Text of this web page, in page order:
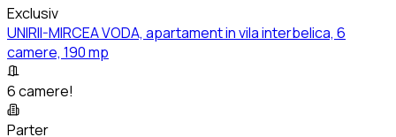
Exclusiv
UNIRII-MIRCEA VODA, apartament in vila interbelica, 6
camere, 190 mp
6 camere!
Parter